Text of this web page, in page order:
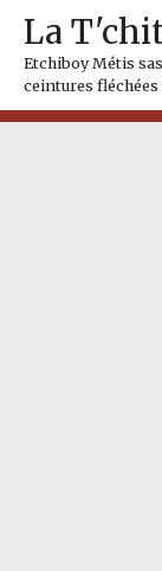
content
La
Etchiboy Métis
ceintures